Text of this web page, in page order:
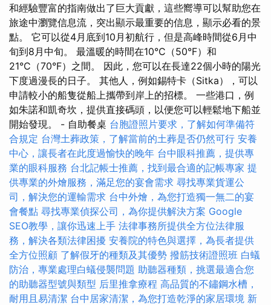
和經驗豐富的指南做出了巨大貢獻，這些嚮導可以幫助您在
旅途中瀏覽信息流，突出顯示最重要的信息，顯示必看的景
點。 它可以從4月底到10月初航行，但是高峰時間從6月中
旬到8月中旬。 最溫暖的時間在10°C（50°F）和
21°C（70°F）之間。 因此，您可以在長達22個小時的陽光
下度過漫長的日子。 其他人，例如錫特卡（Sitka），可以
申請較小的船隻從船上攜帶到岸上的招標。 一些港口，例
如朱諾和凱奇坎，提供直接碼頭，以便您可以輕鬆地下船並
開始發現。 - 自助餐桌 台胞證照片要求，了解如何準備符
合規定 台灣土葬政策，了解當前的土葬是否仍然可行 安養
中心，讓長者在此度過愉快的晚年 台中眼科推薦，提供專
業的眼科服務 台北記帳士推薦，找到最合適的記帳專家 提
供專業的外燴服務，滿足您的宴會需求 尋找專業貨運公
司，解決您的運輸需求 台中外燴，為您打造獨一無二的宴
會餐點 尋找專業偵探公司，為你提供解決方案 Google
SEO教學，讓你迅速上手 法律事務所提供全方位法律服
務，解決各類法律困擾 安養院的特色與選擇，為長者提供
全方位照顧 了解假牙的種類及其優勢 撥筋技術證照班 白蟻
防治，專業處理白蟻侵襲問題 助聽器種類，挑選最適合您
的助聽器型號與類型 后里推拿療程 高品質的不鏽鋼水槽，
耐用且易清潔 台中居家清潔，為您打造乾淨的家居環境 新